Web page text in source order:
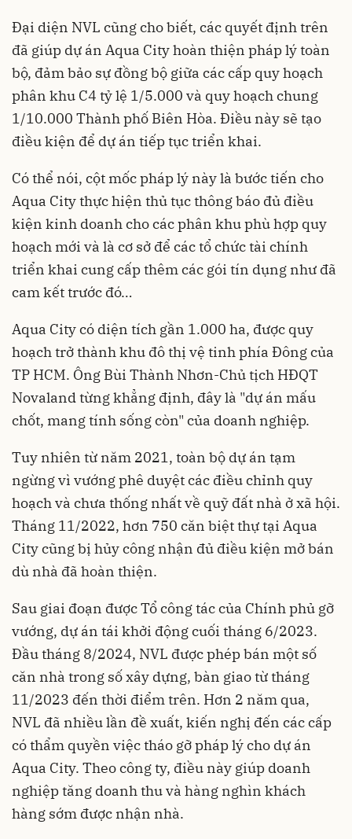
Đại diện NVL cũng cho biết, các quyết định trên
đã giúp dự án Aqua City hoàn thiện pháp lý toàn
bộ, đảm bảo sự đồng bộ giữa các cấp quy hoạch
phân khu C4 tỷ lệ 1/5.000 và quy hoạch chung
1/10.000 Thành phố Biên Hòa. Điều này sẽ tạo
điều kiện để dự án tiếp tục triển khai.
Có thể nói, cột mốc pháp lý này là bước tiến cho
Aqua City thực hiện thủ tục thông báo đủ điều
kiện kinh doanh cho các phân khu phù hợp quy
hoạch mới và là cơ sở để các tổ chức tài chính
triển khai cung cấp thêm các gói tín dụng như đã
cam kết trước đó…
Aqua City có diện tích gần 1.000 ha, được quy
hoạch trở thành khu đô thị vệ tinh phía Đông của
TP HCM. Ông Bùi Thành Nhơn-Chủ tịch HĐQT
Novaland từng khẳng định, đây là "dự án mấu
chốt, mang tính sống còn" của doanh nghiệp.
Tuy nhiên từ năm 2021, toàn bộ dự án tạm
ngừng vì vướng phê duyệt các điều chỉnh quy
hoạch và chưa thống nhất về quỹ đất nhà ở xã hội.
Tháng 11/2022, hơn 750 căn biệt thự tại Aqua
City cũng bị hủy công nhận đủ điều kiện mở bán
dù nhà đã hoàn thiện.
Sau giai đoạn được Tổ công tác của Chính phủ gỡ
vướng, dự án tái khởi động cuối tháng 6/2023.
Đầu tháng 8/2024, NVL được phép bán một số
căn nhà trong số xây dựng, bàn giao từ tháng
11/2023 đến thời điểm trên. Hơn 2 năm qua,
NVL đã nhiều lần đề xuất, kiến nghị đến các cấp
có thẩm quyền việc tháo gỡ pháp lý cho dự án
Aqua City. Theo công ty, điều này giúp doanh
nghiệp tăng doanh thu và hàng nghìn khách
hàng sớm được nhận nhà.